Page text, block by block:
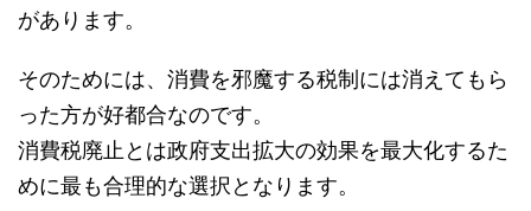
があります。
そのためには、消費を邪魔する税制には消えてもら
った方が好都合なのです。
消費税廃止とは政府支出拡大の効果を最大化するた
めに最も合理的な選択となります。